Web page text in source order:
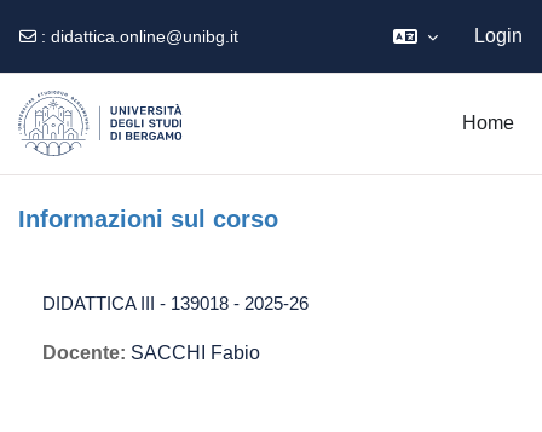
: didattica.online@unibg.it Login
Home
Informazioni sul corso
DIDATTICA III - 139018 - 2025-26
Docente: SACCHI Fabio